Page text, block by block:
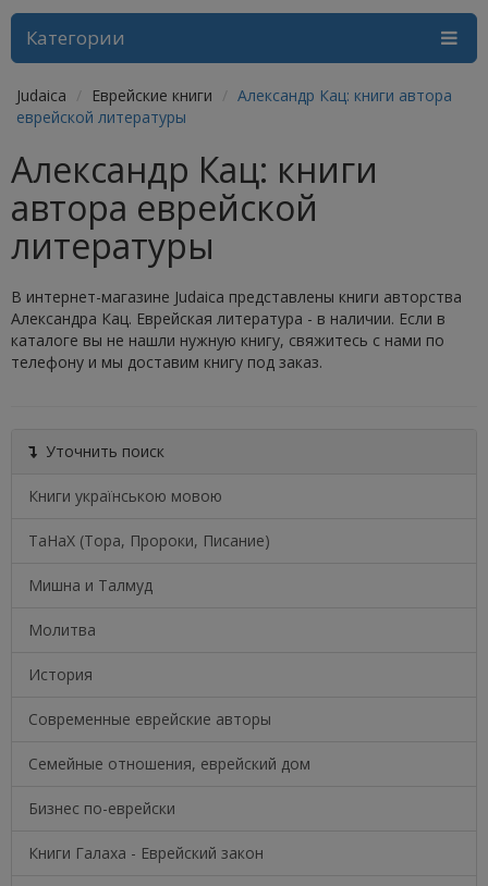
Категории
Judaica Еврейские книги
Александр Кац: книги автора
еврейской литературы
Александр Кац: книги
автора еврейской
литературы
В интернет-магазине Judaica представлены книги авторства
Александра Кац. Еврейская литература - в наличии. Если в
каталоге вы не нашли нужную книгу, свяжитесь с нами по
телефону и мы доставим книгу под заказ.
Уточнить поиск
Книги українською мовою
ТаНаХ (Тора, Пророки, Писание)
Мишна и Талмуд
Молитва
История
Современные еврейские авторы
Семейные отношения, еврейский дом
Бизнес по-еврейски
Книги Галаха - Еврейский закон